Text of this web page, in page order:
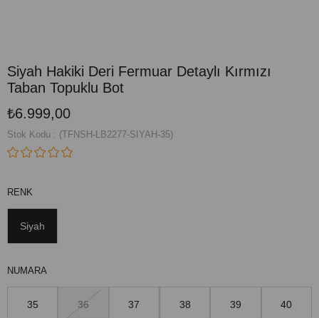
Siyah Hakiki Deri Fermuar Detaylı Kırmızı
Taban Topuklu Bot
₺6.999,00
Stok Kodu (TFNSH-LB2277-SIYAH-35)
RENK
Siyah
NUMARA
35 36 37 38 39 40